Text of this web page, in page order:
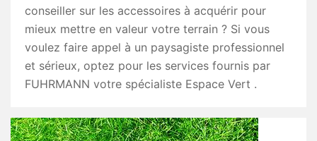
conseiller sur les accessoires à acquérir pour
mieux mettre en valeur votre terrain ? Si vous
voulez faire appel à un paysagiste professionnel
et sérieux, optez pour les services fournis par
FUHRMANN votre spécialiste Espace Vert .